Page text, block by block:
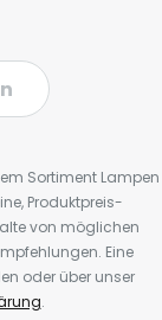
Sortiment Lampen
Produktpreis-
von möglichen
Eine
oder über unser
.